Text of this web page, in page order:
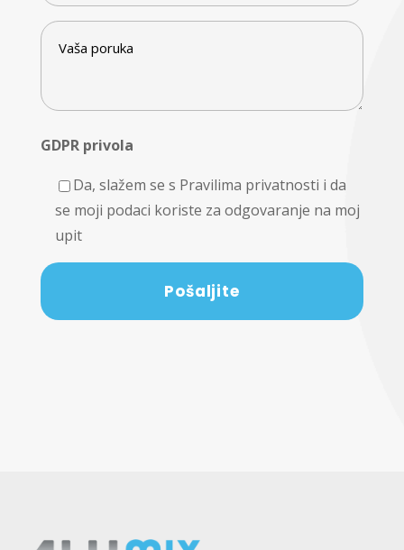
GDPR privola
Da, slažem se s Pravilima privatnosti i da
se moji podaci koriste za odgovaranje na moj
upit